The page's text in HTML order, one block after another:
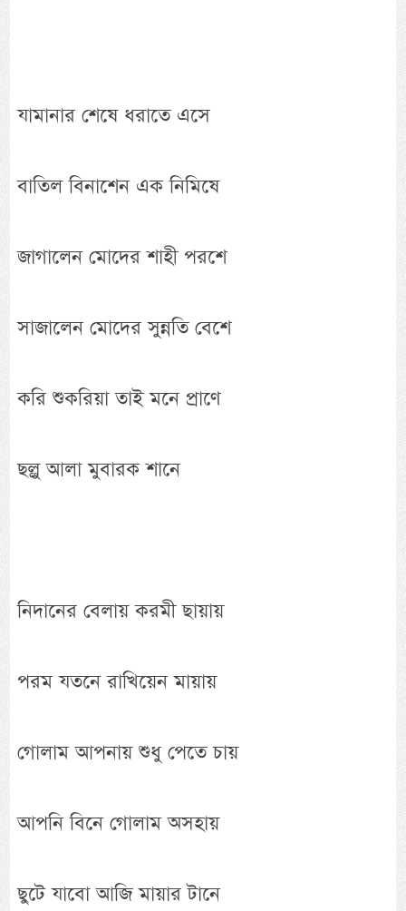
যামানার শেষে ধরাতে এসে
বাতিল বিনাশেন এক নিমিষে
জাগালেন মোদের শাহী পরশে
সাজালেন মোদের সুন্নতি বেশে
করি শুকরিয়া তাই মনে প্রাণে
ছল্লু আলা মুবারক শানে
নিদানের বেলায় করমী ছায়ায়
পরম যতনে রাখিয়েন মায়ায়
গোলাম আপনায় শুধু পেতে চায়
আপনি বিনে গোলাম অসহায়
ছুটে যাবো আজি মায়ার টানে